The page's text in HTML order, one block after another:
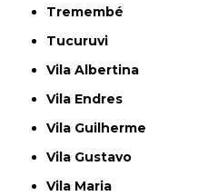
Tremembé
Tucuruvi
Vila Albertina
Vila Endres
Vila Guilherme
Vila Gustavo
Vila Maria